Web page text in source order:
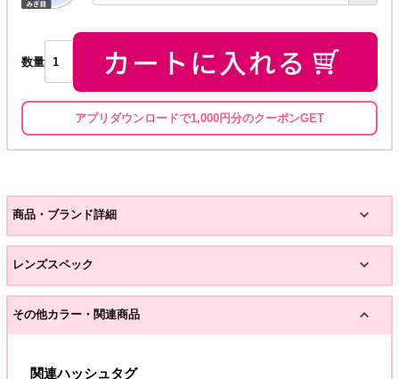
数量
アプリダウンロードで1,000円分のクーポンGET
商品・ブランド詳細
レンズスペック
その他カラー・関連商品
関連ハッシュタグ